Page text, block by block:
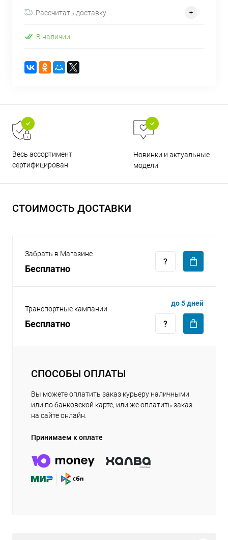
Рассчитать доставку
В наличии
Весь ассортимент
сертифицирован
Новинки и актуальные
модели
СТОИМОСТЬ ДОСТАВКИ
Забрать в Магазине
Бесплатно
Транспортные кампании
Бесплатно
до 5 дней
СПОСОБЫ ОПЛАТЫ
Вы можете оплатить заказ курьеру наличными
или по банковской карте, или же оплатить заказ
на сайте онлайн.
Принимаем к оплате